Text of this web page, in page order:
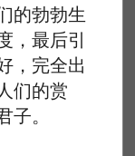
的勃勃生
，最后引
，完全出
们的赏
子。